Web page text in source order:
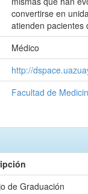
convertirse en
atienden pacientes
Médico
http://
Facultad de
de Graduación